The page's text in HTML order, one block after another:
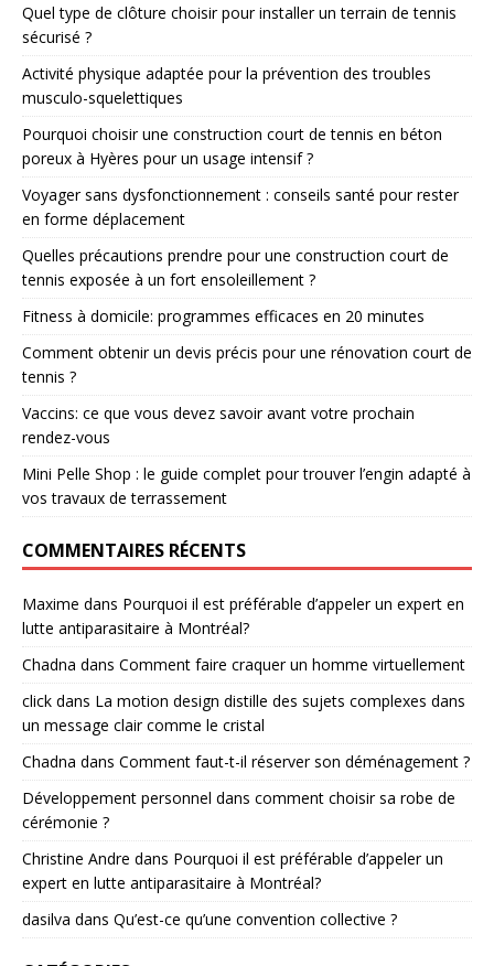
Quel type de clôture choisir pour installer un terrain de tennis
sécurisé ?
Activité physique adaptée pour la prévention des troubles
musculo-squelettiques
Pourquoi choisir une construction court de tennis en béton
poreux à Hyères pour un usage intensif ?
Voyager sans dysfonctionnement : conseils santé pour rester
en forme déplacement
Quelles précautions prendre pour une construction court de
tennis exposée à un fort ensoleillement ?
Fitness à domicile: programmes efficaces en 20 minutes
Comment obtenir un devis précis pour une rénovation court de
tennis ?
Vaccins: ce que vous devez savoir avant votre prochain
rendez-vous
Mini Pelle Shop : le guide complet pour trouver l’engin adapté à
vos travaux de terrassement
COMMENTAIRES RÉCENTS
Maxime dans Pourquoi il est préférable d’appeler un expert en
lutte antiparasitaire à Montréal?
Chadna dans Comment faire craquer un homme virtuellement
click dans La motion design distille des sujets complexes dans
un message clair comme le cristal
Chadna dans Comment faut-t-il réserver son déménagement ?
Développement personnel dans comment choisir sa robe de
cérémonie ?
Christine Andre dans Pourquoi il est préférable d’appeler un
expert en lutte antiparasitaire à Montréal?
dasilva dans Qu’est-ce qu’une convention collective ?